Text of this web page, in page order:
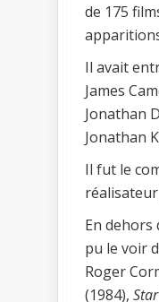
de 175
Il avait
James
Jonathan
Jonathan
Il fut le
En dehors
pu le voir
Roger
(1984),